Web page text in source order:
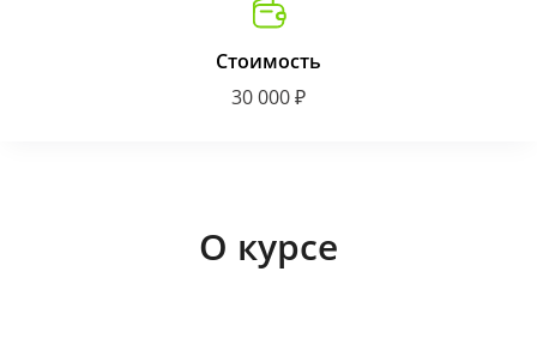
Стоимость
30 000 ₽
О курсе